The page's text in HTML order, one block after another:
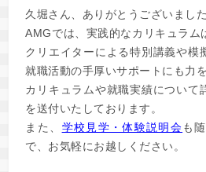
久堀さん、ありがとうございました
AMGでは、実践的なカリキュラム
クリエイターによる特別講義や模
就職活動の手厚いサポートにも力
カリキュラムや就職実績について
を送付いたしております。
また、 学校見学・体験説明会も
で、お気軽にお越しください。